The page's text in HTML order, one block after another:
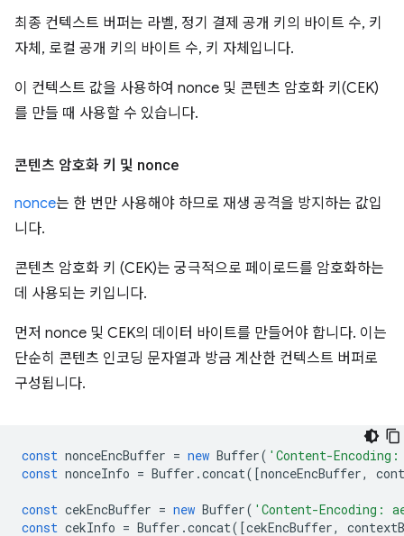
최종 컨텍스트 버퍼는 라벨, 정기 결제 공개 키의 바이트 수, 키
자체, 로컬 공개 키의 바이트 수, 키 자체입니다.
이 컨텍스트 값을 사용하여 nonce 및 콘텐츠 암호화 키(CEK)
를 만들 때 사용할 수 있습니다.
콘텐츠 암호화 키 및 nonce
nonce는 한 번만 사용해야 하므로 재생 공격을 방지하는 값입
니다.
콘텐츠 암호화 키 (CEK)는 궁극적으로 페이로드를 암호화하는
데 사용되는 키입니다.
먼저 nonce 및 CEK의 데이터 바이트를 만들어야 합니다. 이는
단순히 콘텐츠 인코딩 문자열과 방금 계산한 컨텍스트 버퍼로
구성됩니다.
const nonceEncBuffer = new Buffer( 'Content-
const nonceInfo = Buffer .concat([nonceEncBuffer,
const cekEncBuffer = new Buffer( 'Content-Encoding:
const cekInfo = Buffer .concat([cekEncBuffer,